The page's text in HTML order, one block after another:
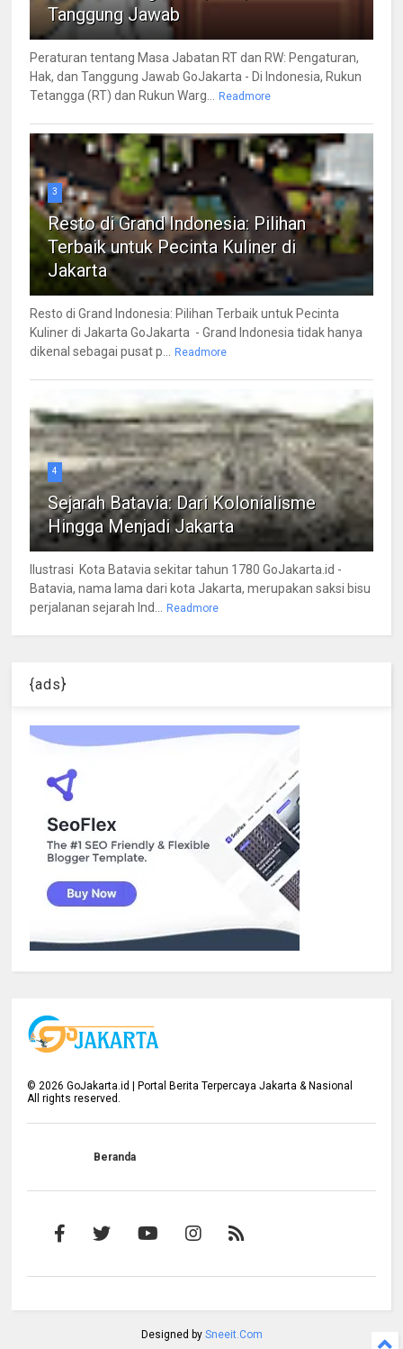
Tanggung Jawab
Peraturan tentang Masa Jabatan RT dan RW: Pengaturan,
Hak, dan Tanggung Jawab GoJakarta - Di Indonesia, Rukun
Tetangga (RT) dan Rukun Warg... Readmore
3
Resto di Grand Indonesia: Pilihan
Terbaik untuk Pecinta Kuliner di
Jakarta
Resto di Grand Indonesia: Pilihan Terbaik untuk Pecinta
Kuliner di Jakarta GoJakarta - Grand Indonesia tidak hanya
dikenal sebagai pusat p... Readmore
4
Sejarah Batavia: Dari Kolonialisme
Hingga Menjadi Jakarta
Ilustrasi Kota Batavia sekitar tahun 1780 GoJakarta.id -
Batavia, nama lama dari kota Jakarta, merupakan saksi bisu
perjalanan sejarah Ind... Readmore
{ads}
©2026 GoJakarta.id | Portal Berita Terpercaya Jakarta & Nasional
All rights reserved.
Beranda
Designed by Sneeit.Com